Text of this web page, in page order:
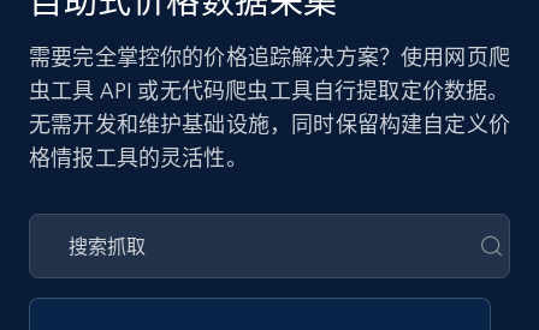
需要完全掌控你的价格追踪解决方案？使用网页爬
虫工具 API 或无代码爬虫工具自行提取定价数据。
无需开发和维护基础设施，同时保留构建自定义价
格情报工具的灵活性。